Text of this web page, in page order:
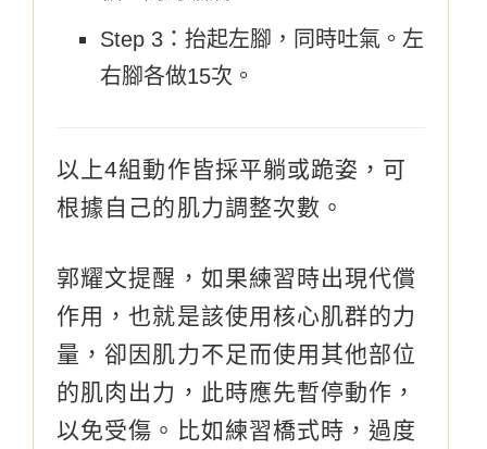
Step 3：抬起左腳，同時吐氣。左
右腳各做15次。
以上4組動作皆採平躺或跪姿，可
根據自己的肌力調整次數。
郭耀文提醒，如果練習時出現代償
作用，也就是該使用核心肌群的力
量，卻因肌力不足而使用其他部位
的肌肉出力，此時應先暫停動作，
以免受傷。比如練習橋式時，過度